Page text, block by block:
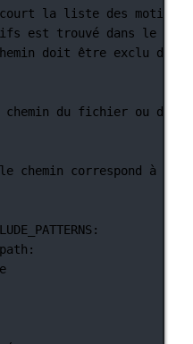
la liste des motifs
est trouvé dans le
doit être exclu du
du fichier ou du
chemin correspond à
:
path: